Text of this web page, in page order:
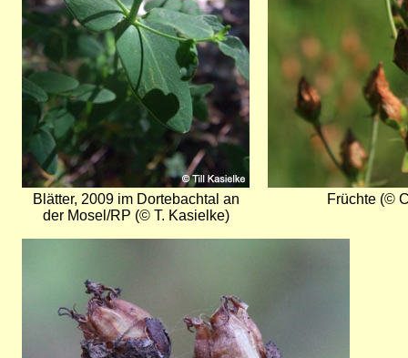
Blätter, 2009 im Dortebachtal an
der Mosel/RP (© T. Kasielke)
Früchte (©